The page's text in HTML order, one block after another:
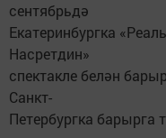
сентябрьдә
Екатеринбургка
Насретдин»
спектакле белән
Санкт-
Петербургка